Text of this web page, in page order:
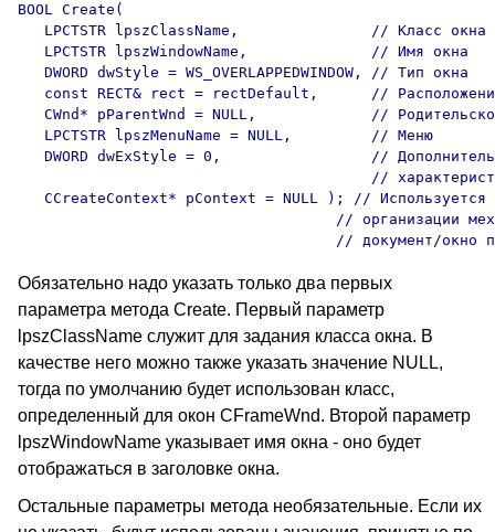
BOOL Create(
   LPCTSTR lpszClassName,               // Класс окна
   LPCTSTR lpszWindowName,              // Имя окна
   DWORD dwStyle = WS_OVERLAPPEDWINDOW, // Тип окна
const RECT& rect = rectDefault,      //
CWnd* pParentWnd = NULL,             //
   LPCTSTR lpszMenuName = NULL,         // Меню
DWORD dwExStyle = 0,                 //
//
CCreateContext* pContext = NULL ); //
// организации
Обязательно надо указать только два первых
параметра метода Create. Первый параметр
lpszClassName служит для задания класса окна. В
качестве него можно также указать значение NULL,
тогда по умолчанию будет использован класс,
определенный для окон CFrameWnd. Второй параметр
lpszWindowName указывает имя окна - оно будет
отображаться в заголовке окна.
Остальные параметры метода необязательные. Если их